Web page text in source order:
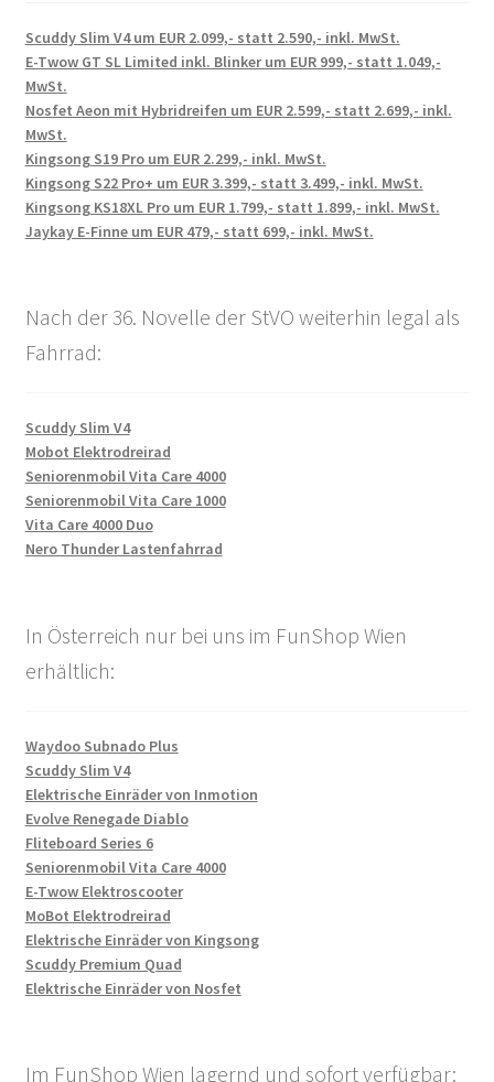
Scuddy Slim V4 um EUR 2.099,- statt 2.590,- inkl. MwSt.
E-Twow GT SL Limited inkl. Blinker um EUR 999,- statt 1.049,-
MwSt.
Nosfet Aeon mit Hybridreifen um EUR 2.599,- statt 2.699,- inkl.
MwSt.
Kingsong S19 Pro um EUR 2.299,- inkl. MwSt.
Kingsong S22 Pro+ um EUR 3.399,- statt 3.499,- inkl. MwSt.
Kingsong KS18XL Pro um EUR 1.799,- statt 1.899,- inkl. MwSt.
Jaykay E-Finne um EUR 479,- statt 699,- inkl. MwSt.
Nach der 36. Novelle der StVO weiterhin legal als
Fahrrad:
Scuddy Slim V4
Mobot Elektrodreirad
Seniorenmobil Vita Care 4000
Seniorenmobil Vita Care 1000
Vita Care 4000 Duo
Nero Thunder Lastenfahrrad
In Österreich nur bei uns im FunShop Wien
erhältlich:
Waydoo Subnado Plus
Scuddy Slim V4
Elektrische Einräder von Inmotion
Evolve Renegade Diablo
Fliteboard Series 6
Seniorenmobil Vita Care 4000
E-Twow Elektroscooter
MoBot Elektrodreirad
Elektrische Einräder von Kingsong
Scuddy Premium Quad
Elektrische Einräder von Nosfet
Im FunShop Wien lagernd und sofort verfügbar: